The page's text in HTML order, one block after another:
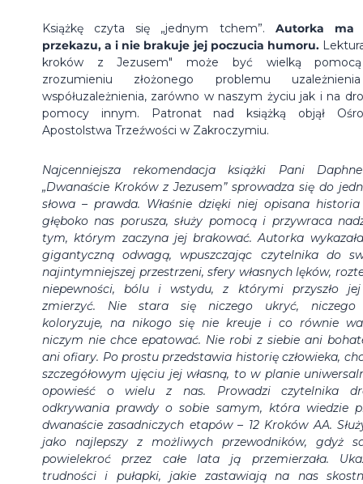
Książkę czyta się „jednym tchem”. Autorka ma
przekazu, a i nie brakuje jej poczucia humoru.
kroków z Jezusem" może być wielką
zrozumieniu złożonego problemu
współuzależnienia, zarówno w naszym życiu jak i na
pomocy innym. Patronat nad książką objął
Apostolstwa Trzeźwości w Zakroczymiu.
Najcenniejsza rekomendacja książki Pani
„Dwanaście Kroków z Jezusem” sprowadza się do
słowa – prawda. Właśnie dzięki niej opisana
głęboko nas porusza, służy pomocą i przywraca
tym, którym zaczyna jej brakować. Autorka
gigantyczną odwagą, wpuszczając czytelnika do
najintymniejszej przestrzeni, sfery własnych lęków,
niepewności, bólu i wstydu, z którymi przyszło
zmierzyć. Nie stara się niczego ukryć, niczego
koloryzuje, na nikogo się nie kreuje i co równie
niczym nie chce epatować. Nie robi z siebie ani
ani ofiary. Po prostu przedstawia historię człowieka,
szczegółowym ujęciu jej własną, to w planie
opowieść o wielu z nas. Prowadzi czytelnika
odkrywania prawdy o sobie samym, która wiedzie
dwanaście zasadniczych etapów – 12 Kroków AA.
jako najlepszy z możliwych przewodników, gdyż
powielekroć przez całe lata ją przemierzała.
trudności i pułapki, jakie zastawiają na nas